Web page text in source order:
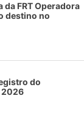
da FRT Operadora
destino no
do
2026